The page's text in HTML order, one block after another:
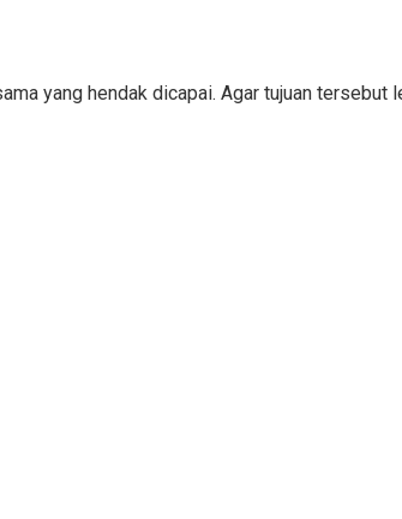
yang hendak dicapai. Agar tujuan